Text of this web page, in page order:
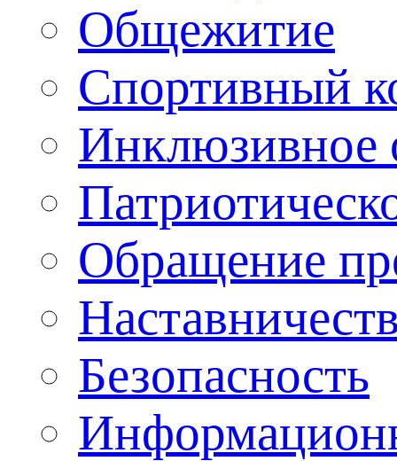
Общежитие
Спортивный
Инклюзивное
Обращение
Безопасность